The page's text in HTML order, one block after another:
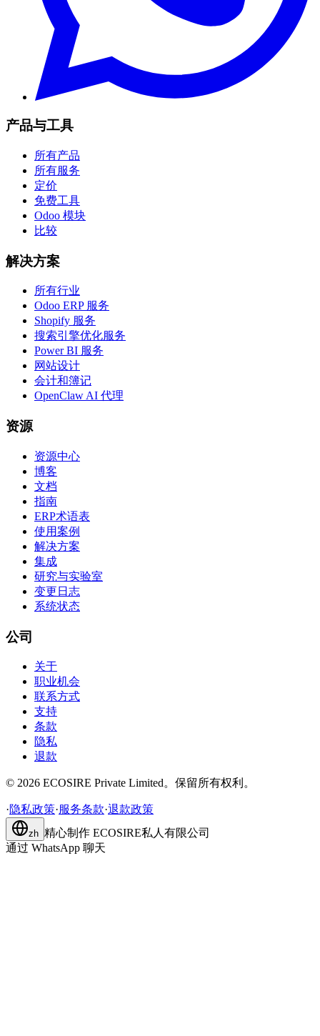
产品与工具
所有产品
所有服务
定价
免费工具
Odoo 模块
比较
解决方案
所有行业
Odoo ERP 服务
Shopify 服务
搜索引擎优化服务
Power BI 服务
网站设计
会计和簿记
OpenClaw AI 代理
资源
资源中心
博客
文档
指南
ERP术语表
使用案例
解决方案
集成
研究与实验室
变更日志
系统状态
公司
关于
职业机会
联系方式
支持
条款
隐私
退款
© 2026 ECOSIRE Private Limited。保留所有权利。
·隐私政策·服务条款·退款政策
zh 精心制作 ECOSIRE私人有限公司
通过 WhatsApp 聊天